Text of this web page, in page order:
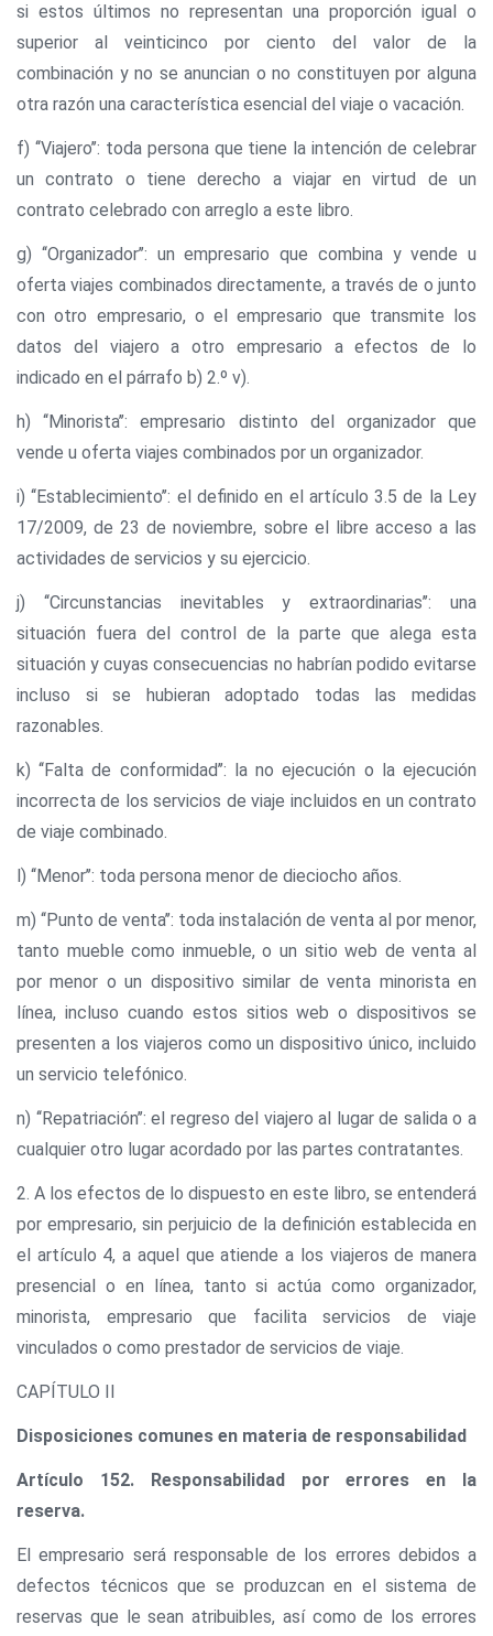
si estos últimos no representan una proporción igual o
superior al veinticinco por ciento del valor de la
combinación y no se anuncian o no constituyen por alguna
otra razón una característica esencial del viaje o vacación.
f) ‘‘Viajero’’: toda persona que tiene la intención de celebrar
un contrato o tiene derecho a viajar en virtud de un
contrato celebrado con arreglo a este libro.
g) ‘‘Organizador’’: un empresario que combina y vende u
oferta viajes combinados directamente, a través de o junto
con otro empresario, o el empresario que transmite los
datos del viajero a otro empresario a efectos de lo
indicado en el párrafo b) 2.º v).
h) ‘‘Minorista’’: empresario distinto del organizador que
vende u oferta viajes combinados por un organizador.
i) ‘‘Establecimiento’’: el definido en el artículo 3.5 de la Ley
17/2009, de 23 de noviembre, sobre el libre acceso a las
actividades de servicios y su ejercicio.
j) ‘‘Circunstancias inevitables y extraordinarias’’: una
situación fuera del control de la parte que alega esta
situación y cuyas consecuencias no habrían podido evitarse
incluso si se hubieran adoptado todas las medidas
razonables.
k) ‘‘Falta de conformidad’’: la no ejecución o la ejecución
incorrecta de los servicios de viaje incluidos en un contrato
de viaje combinado.
l) ‘‘Menor’’: toda persona menor de dieciocho años.
m) ‘‘Punto de venta’’: toda instalación de venta al por menor,
tanto mueble como inmueble, o un sitio web de venta al
por menor o un dispositivo similar de venta minorista en
línea, incluso cuando estos sitios web o dispositivos se
presenten a los viajeros como un dispositivo único, incluido
un servicio telefónico.
n) ‘‘Repatriación’’: el regreso del viajero al lugar de salida o a
cualquier otro lugar acordado por las partes contratantes.
2. A los efectos de lo dispuesto en este libro, se entenderá
por empresario, sin perjuicio de la definición establecida en
el artículo 4, a aquel que atiende a los viajeros de manera
presencial o en línea, tanto si actúa como organizador,
minorista, empresario que facilita servicios de viaje
vinculados o como prestador de servicios de viaje.
CAPÍTULO II
Disposiciones comunes en materia de responsabilidad
Artículo 152. Responsabilidad por errores en la
reserva.
El empresario será responsable de los errores debidos a
defectos técnicos que se produzcan en el sistema de
reservas que le sean atribuibles, así como de los errores